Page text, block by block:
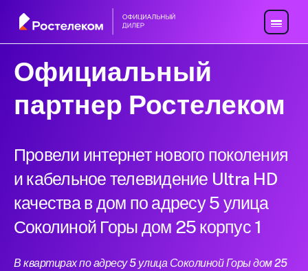
Официальный
партнер Ростелеком
Провели интернет нового поколения
и кабельное телевидение Ultra HD
качества в дом по адресу 5 улица
Соколиной Горы дом 25 корпус 1
В квартирах по адресу 5 улица Соколиной Горы дом 25